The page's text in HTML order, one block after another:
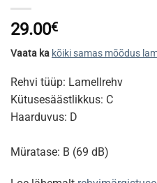
29.00€
Vaata ka kõiki samas mõõdus
Rehvi tüüp: Lamellrehv
Kütusesäästlikkus: C
Haarduvus: D
Müratase: B (69 dB)